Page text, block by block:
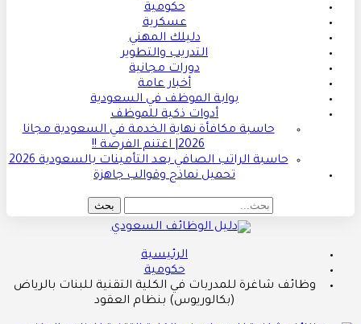
حكومية
عسكرية
دليلك المهني
التدريب والتطوير
دورات مجانية
أخبار عامة
بوابة الموظف في السعودية
أدوات ذكية للموظف
حاسبة مكافأة نهاية الخدمة في السعودية مجانا
2026| اغتنم الفرصة !!
حاسبة الراتب الصافي بعد التأمينات بالسعودية 2026
تحميل نماذج وقوالب جاهزة
الرئيسية
حكومية
وظائف شاغرة للمدربات في الكلية التقنية للبنات بالرياض
(بكالوريوس) بنظام العقود